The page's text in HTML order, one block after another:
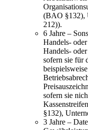
(BAO §132),
212)).
6 Jahre –
Handels-
Handels-
sofern sie für
sofern sie
§132),
3 Jahre –